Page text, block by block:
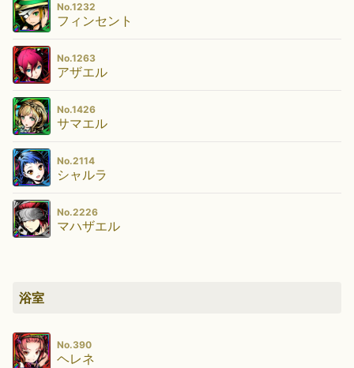
No.1232
フィンセント
No.1263
アザエル
No.1426
サマエル
No.2114
シャルラ
No.2226
マハザエル
浴室
No.390
ヘレネ